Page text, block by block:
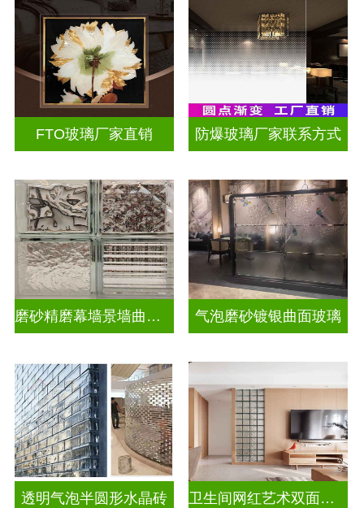
FTO玻璃厂家直销 防爆玻璃厂家联系方式
磨砂精磨幕墙景墙曲面玻璃 气泡磨砂镀银曲面玻璃
透明气泡半圆形水晶砖 卫生间网红艺术双面玻璃砖